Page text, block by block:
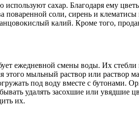
сахар. Благодаря ему
соли, сирень и клематисы
калий. Кроме того,
ежедневной смены воды. Их
этого мыльный раствор или раствор
под воду вместе с бутонами.
удалять засохшие или увядшие
их.